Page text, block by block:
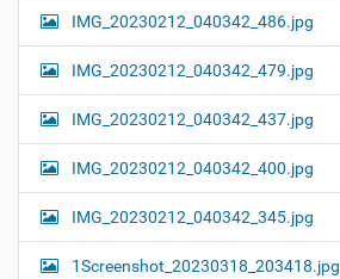
IMG_20230212_040342_486.jpg
IMG_20230212_040342_479.jpg
IMG_20230212_040342_437.jpg
IMG_20230212_040342_400.jpg
IMG_20230212_040342_345.jpg
1Screenshot_20230318_203418.jpg